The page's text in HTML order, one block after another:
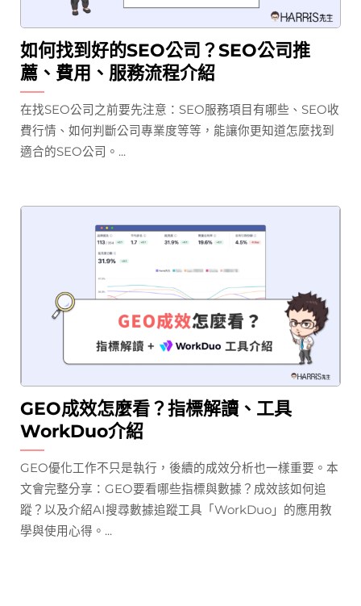
如何找到好的SEO公司？SEO公司推
薦、費用、服務流程介紹
在找SEO公司之前要先注意：SEO服務項目有哪些、SEO收
費行情、如何判斷公司專業度等等，能讓你更知道怎麼找到
適合的SEO公司。...
GEO成效怎麼看？指標解讀、工具
WorkDuo介紹
GEO優化工作不只是執行，後續的成效分析也一樣重要。本
文會完整分享：GEO要看哪些指標與數據？成效該如何追
蹤？以及介紹AI搜尋數據追蹤工具「WorkDuo」的應用教
學與使用心得。...